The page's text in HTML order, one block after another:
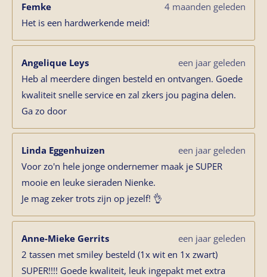
Femke
4 maanden geleden
Het is een hardwerkende meid!
Angelique Leys
een jaar geleden
Heb al meerdere dingen besteld en ontvangen. Goede
kwaliteit snelle service en zal zkers jou pagina delen.
Ga zo door
Linda Eggenhuizen
een jaar geleden
Voor zo'n hele jonge ondernemer maak je SUPER
mooie en leuke sieraden Nienke.
Je mag zeker trots zijn op jezelf! 👌
Anne-Mieke Gerrits
een jaar geleden
2 tassen met smiley besteld (1x wit en 1x zwart)
SUPER!!!! Goede kwaliteit, leuk ingepakt met extra